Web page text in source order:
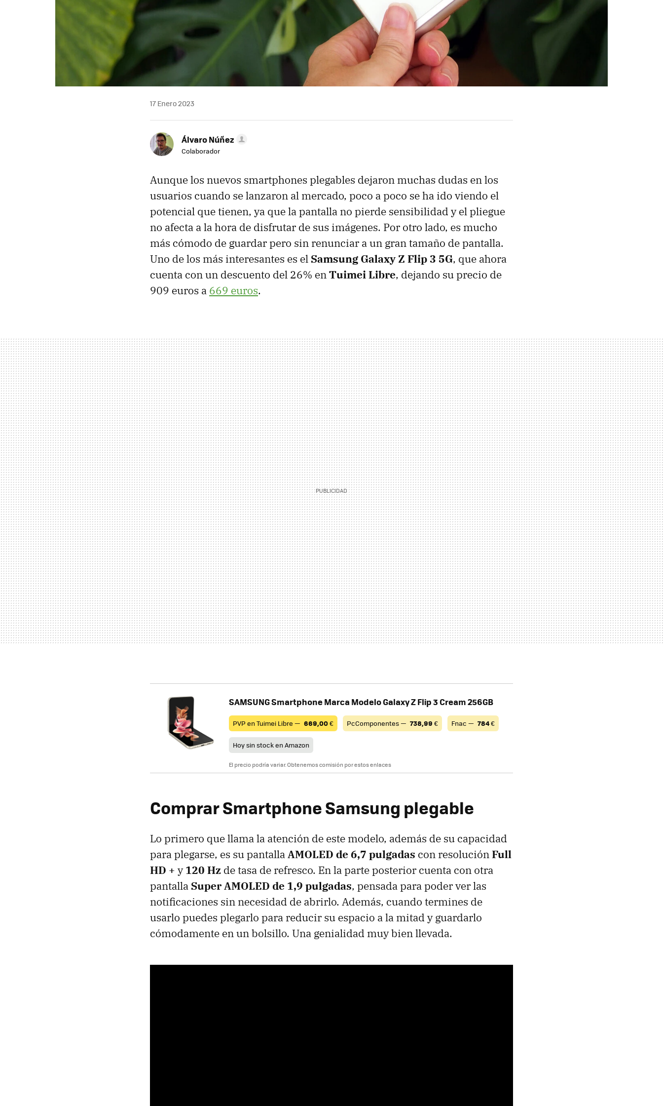
17 Enero 2023
Álvaro Núñez
Colaborador
Aunque los nuevos smartphones plegables dejaron muchas dudas en los
usuarios cuando se lanzaron al mercado, poco a poco se ha ido viendo el
potencial que tienen, ya que la pantalla no pierde sensibilidad y el pliegue
no afecta a la hora de disfrutar de sus imágenes. Por otro lado, es mucho
más cómodo de guardar pero sin renunciar a un gran tamaño de pantalla.
Uno de los más interesantes es el Samsung Galaxy Z Flip 3 5G, que ahora
cuenta con un descuento del 26% en Tuimei Libre, dejando su precio de
909 euros a 669 euros.
SAMSUNG Smartphone Marca Modelo Galaxy Z Flip 3 Cream 256GB
PVP en Tuimei Libre — 669,00€ PcComponentes — 738,99 € Fnac — 784€
Hoy sin stock en Amazon
El precio podría variar. Obtenemos comisión por estos enlaces
Comprar Smartphone Samsung plegable
Lo primero que llama la atención de este modelo, además de su capacidad
para plegarse, es su pantalla AMOLED de 6,7 pulgadas con resolución Full
HD + y120 Hz de tasa de refresco. En la parte posterior cuenta con otra
pantalla Super AMOLED de 1,9 pulgadas, pensada para poder ver las
notificaciones sin necesidad de abrirlo. Además, cuando termines de
usarlo puedes plegarlo para reducir su espacio a la mitad y guardarlo
cómodamente en un bolsillo. Una genialidad muy bien llevada.